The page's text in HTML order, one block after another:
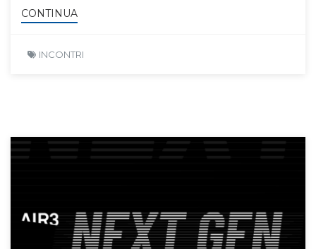
CONTINUA
INCONTRI